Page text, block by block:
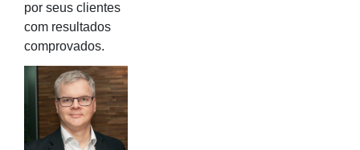
por seus clientes
com resultados
comprovados.